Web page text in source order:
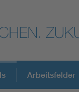
Arbeitsfelder